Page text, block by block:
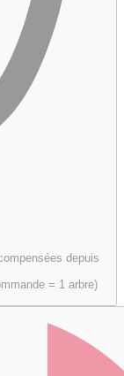
depuis
= 1 arbre)